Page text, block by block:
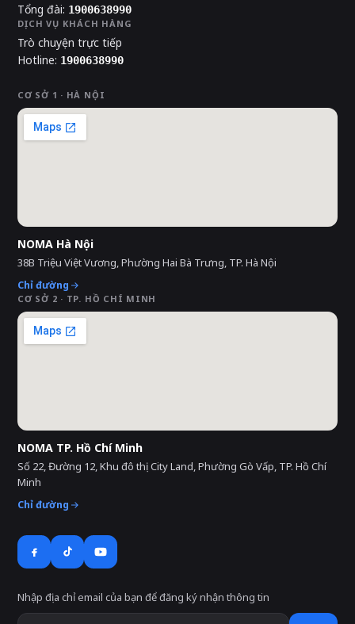
Tổng đài: 1900638990
DỊCH VỤ KHÁCH HÀNG
Trò chuyện trực tiếp
Hotline: 1900638990
CƠ SỞ 1 · HÀ NỘI
NOMA Hà Nội
38B Triệu Việt Vương, Phường Hai Bà Trưng, TP. Hà Nội
Chỉ đường
CƠ SỞ 2 · TP. HỒ CHÍ MINH
NOMA TP. Hồ Chí Minh
Số 22, Đường 12, Khu đô thị City Land, Phường Gò Vấp, TP. Hồ Chí
Minh
Chỉ đường
Nhập địa chỉ email của bạn để đăng ký nhận thông tin